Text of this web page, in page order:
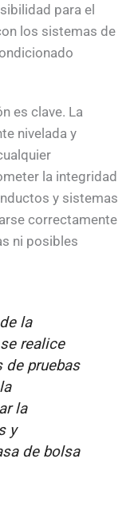
para el
los sistemas de
es clave. La
nivelada y
la integridad
y sistemas
correctamente
ni posibles
la
realice
de pruebas
la
y
de bolsa